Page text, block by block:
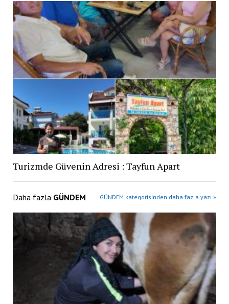
Turizmde Güvenin Adresi : Tayfun Apart
Daha fazla GÜNDEM GÜNDEM kategorisinden daha fazla yazı »